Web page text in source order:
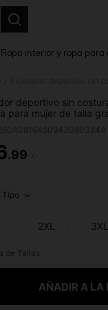
Ropa interior y ropa para
deportivo sin
para mujer de talla
AND
.99
Tipo
2XL 3XL
de Tallas
AÑADIR A LA